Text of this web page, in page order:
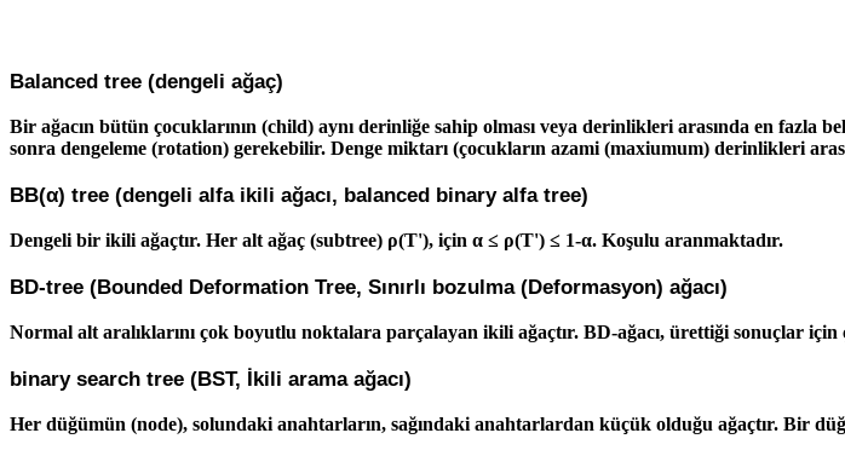
Balanced tree (dengeli ağaç)
Bir ağacın bütün çocuklarının (child) aynı derinliğe sahip olması veya derinlikleri arasında en fazla
sonra dengeleme (rotation) gerekebilir. Denge miktarı (çocukların azami (maxiumum) derinlikleri
BB(α) tree (dengeli alfa ikili ağacı, balanced binary alfa tree)
Dengeli bir ikili ağaçtır. Her alt ağaç (subtree) ρ(T'), için α ≤ ρ(T') ≤ 1-α. Koşulu aranmaktadır.
BD-tree (Bounded Deformation Tree, Sınırlı bozulma (Deformasyon) ağacı)
Normal alt aralıklarını çok boyutlu noktalara parçalayan ikili ağaçtır. BD-ağacı, ürettiği sonuçlar
binary search tree (BST, İkili arama ağacı)
Her düğümün (node), solundaki anahtarların, sağındaki anahtarlardan küçük olduğu ağaçtır. Bir